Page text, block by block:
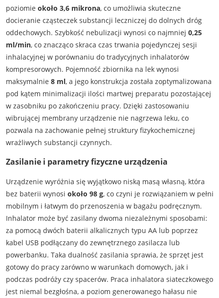
poziomie około 3,6 mikrona, co umożliwia skuteczne
docieranie cząsteczek substancji leczniczej do dolnych dróg
oddechowych. Szybkość nebulizacji wynosi co najmniej 0,25
ml/min, co znacząco skraca czas trwania pojedynczej sesji
inhalacyjnej w porównaniu do tradycyjnych inhalatorów
kompresorowych. Pojemność zbiornika na lek wynosi
maksymalnie 8 ml, a jego konstrukcja została zoptymalizowana
pod kątem minimalizacji ilości martwej preparatu pozostającej
w zasobniku po zakończeniu pracy. Dzięki zastosowaniu
wibrującej membrany urządzenie nie nagrzewa leku, co
pozwala na zachowanie pełnej struktury fizykochemicznej
wrażliwych substancji czynnych.
Zasilanie i parametry fizyczne urządzenia
Urządzenie wyróżnia się wyjątkowo niską masą własną, która
bez baterii wynosi około 98 g, co czyni je rozwiązaniem w pełni
mobilnym i łatwym do przenoszenia w bagażu podręcznym.
Inhalator może być zasilany dwoma niezależnymi sposobami:
za pomocą dwóch baterii alkalicznych typu AA lub poprzez
kabel USB podłączany do zewnętrznego zasilacza lub
powerbanku. Taka dualność zasilania sprawia, że sprzęt jest
gotowy do pracy zarówno w warunkach domowych, jak i
podczas podróży czy spacerów. Praca inhalatora siateczkowego
jest niemal bezgłośna, a poziom generowanego hałasu nie